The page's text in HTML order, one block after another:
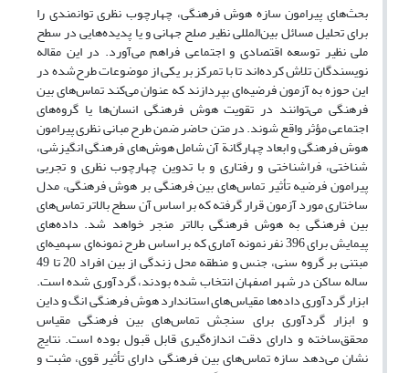
بحث‌های پیرامون سازه هوش فرهنگی، چهارچوب نظری توانمندی را
برای تحلیل مسائل بین‌المللی نظیر صلح جهانی و یا پدیده‌هایی در سطح
ملی نظیر توسعه اقتصادی و اجتماعی فراهم می‌آورد. در این مقاله
نویسندگان تلاش کرده‌اند تا با تمرکز بر یکی از موضوعات طرح‌شده در
این حوزه به آزمون فرضیه‌ای بپردازند که عنوان می‌کند تماس‌های بین
فرهنگی می‌توانند در تقویت هوش فرهنگی انسان‌ها یا گروه‌های
اجتماعی مؤثر واقع شوند. در متن حاضر ضمن طرح مبانی نظری پیرامون
هوش فرهنگی و ابعاد چهارگانة آن شامل هوش‌های فرهنگی انگیزشی،
شناختی، فراشناختی و رفتاری و با تدوین چهارچوب نظری و تجربی
پیرامون فرضیه تأثیر تماس‌های بین فرهنگی بر هوش فرهنگی، مدل
ساختاری مورد آزمون قرار گرفته که بر اساس آن سطح بالاتر تماس‌های
بین فرهنگی به هوش فرهنگی بالاتر منجر خواهد شد. داده‌های
پیمایش برای 396 نفر نمونه آماری که بر اساس طرح نمونه‌ای سهمیه‌ای
مبتنی بر گروه سنی، جنس و منطقه محل زندگی از بین افراد 20 تا 49
ساله ساکن در شهر اصفهان انتخاب شده بودند، گردآوری شده است.
ابزار گردآوری داده‌ها مقیاس‌های استاندارد هوش فرهنگی انگ و داین
و ابزار گردآوری برای سنجش تماس‌های بین فرهنگی مقیاس
محقق‌ساخته و دارای دقت اندازه‌گیری قابل قبول بوده است. نتایج
نشان می‌دهد سازه تماس‌های بین فرهنگی دارای تأثیر قوی، مثبت و